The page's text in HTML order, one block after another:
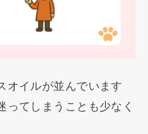
オイルが並んでいます
ってしまうことも少なく